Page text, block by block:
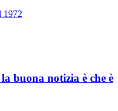
buona notizia è che è